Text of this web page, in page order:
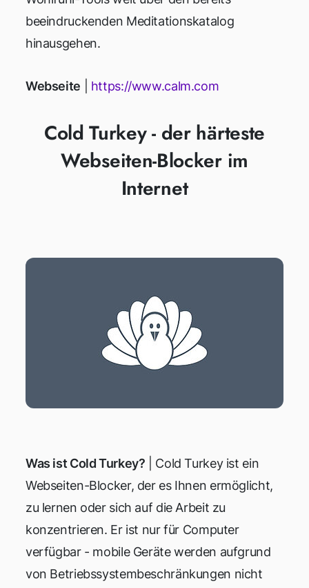
beeindruckenden Meditationskatalog
hinausgehen.
Webseite https://www.calm.com
Cold Turkey - der härteste
Webseiten-Blocker im
Internet
Was ist Cold Turkey? | Cold Turkey ist ein
Webseiten-Blocker, der es Ihnen ermöglicht,
zu lernen oder sich auf die Arbeit zu
konzentrieren. Er ist nur für Computer
verfügbar - mobile Geräte werden aufgrund
von Betriebssystembeschränkungen nicht